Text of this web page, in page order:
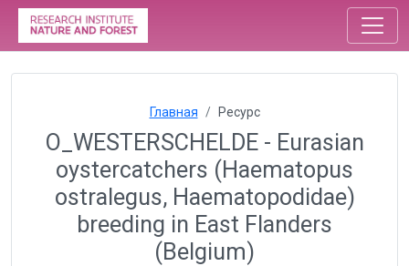
Главная Ресурс
O_WESTERSCHELDE - Eurasian
oystercatchers (Haematopus
ostralegus, Haematopodidae)
breeding in East Flanders
(Belgium)